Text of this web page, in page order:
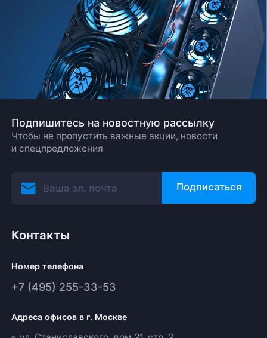
Подпишитесь на новостную рассылку
Чтобы не пропустить важные акции, новости
и спецпредложения
Подписаться
Контакты
Номер телефона
+7 (495) 255-33-53
Адреса офисов в г. Москве